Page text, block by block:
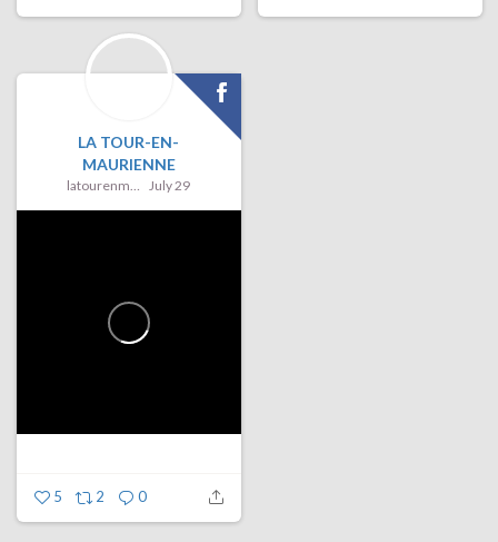
LA TOUR-EN-
MAURIENNE
latourenmaurienne July 29
5 2 0